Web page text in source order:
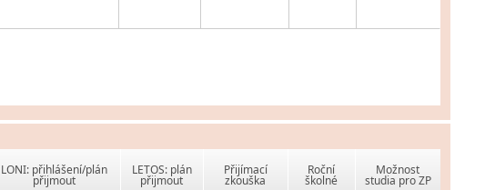
LONI: přihlášení/plán
přijmout
LETOS: plán
přijmout
Přijímací
zkouška
Roční
školné
Možnost
studia pro ZP